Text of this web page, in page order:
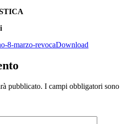
8-marzo-revocaDownload
pubblicato. I campi obbligatori sono